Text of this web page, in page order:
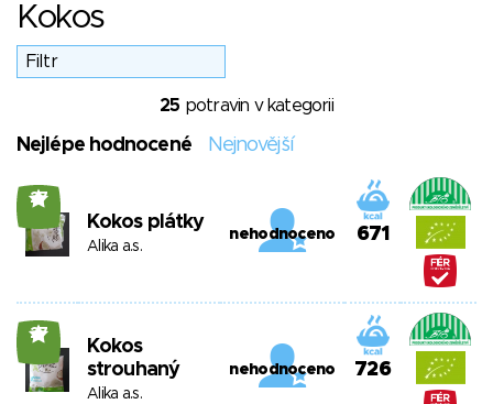
Kokos
25 potravin v kategorii
Nejlépe hodnocené Nejnovější
27
Kokos plátky
Alika a.s.
nehodnoceno 671
27
Kokos
strouhaný
Alika a.s.
nehodnoceno 726